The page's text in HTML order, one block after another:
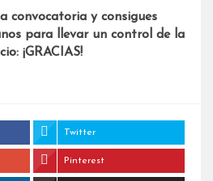
convocatoria y consigues
para llevar un control de la
¡GRACIAS!
Twitter
Pinterest